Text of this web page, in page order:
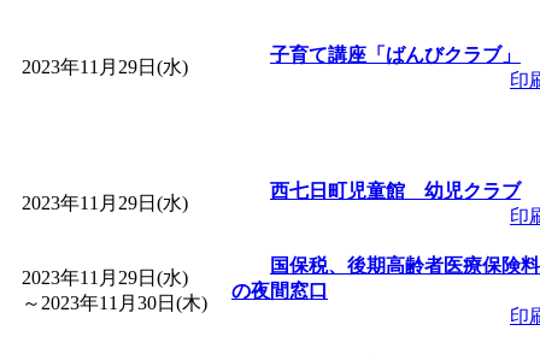
2023年11月29日(水)
子育て講座「ばんびクラブ」
印
2023年11月29日(水)
西七日町児童館 幼児クラブ
印
2023年11月29日(水)
～ 2023年11月30日(木)
国保税、後期高齢者医療保険料
の夜間窓口
印